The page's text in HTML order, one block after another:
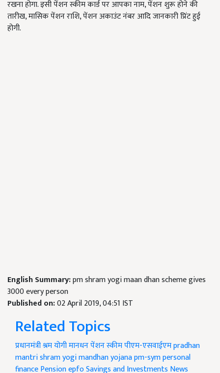
रखना होगा. इसी पेंशन स्कीम कार्ड पर आपका नाम, पेंशन शुरू होने की
तारीख, मासिक पेंशन राशि, पेंशन अकाउंट नंबर आदि जानकारी प्रिंट हुई
होगी.
English Summary:pm shram yogi maan dhan scheme gives
3000 every person
Published on:02 April 2019, 04:51 IST
Related Topics
प्रधानमंत्री श्रम योगी मानधन पेंशन स्कीमपीएम-एसवाईएमpradhan
mantri shram yogi mandhan yojanapm-sympersonal
financePensionepfoSavings and Investments News